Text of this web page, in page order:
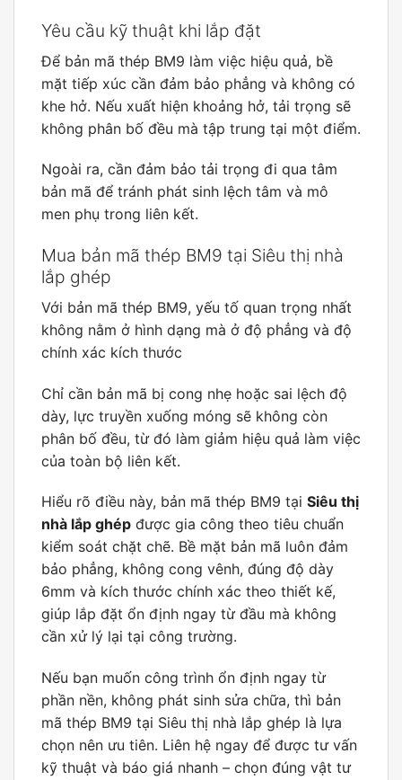
Yêu cầu kỹ thuật khi lắp đặt
Để bản mã thép BM9 làm việc hiệu quả, bề
mặt tiếp xúc cần đảm bảo phẳng và không có
khe hở. Nếu xuất hiện khoảng hở, tải trọng sẽ
không phân bố đều mà tập trung tại một điểm.
Ngoài ra, cần đảm bảo tải trọng đi qua tâm
bản mã để tránh phát sinh lệch tâm và mô
men phụ trong liên kết.
Mua bản mã thép BM9 tại Siêu thị nhà
lắp ghép
Với bản mã thép BM9, yếu tố quan trọng nhất
không nằm ở hình dạng mà ở độ phẳng và độ
chính xác kích thước
Chỉ cần bản mã bị cong nhẹ hoặc sai lệch độ
dày, lực truyền xuống móng sẽ không còn
phân bố đều, từ đó làm giảm hiệu quả làm việc
của toàn bộ liên kết.
Hiểu rõ điều này, bản mã thép BM9 tại Siêu thị
nhà lắp ghép được gia công theo tiêu chuẩn
kiểm soát chặt chẽ. Bề mặt bản mã luôn đảm
bảo phẳng, không cong vênh, đúng độ dày
6mm và kích thước chính xác theo thiết kế,
giúp lắp đặt ổn định ngay từ đầu mà không
cần xử lý lại tại công trường.
Nếu bạn muốn công trình ổn định ngay từ
phần nền, không phát sinh sửa chữa, thì bản
mã thép BM9 tại Siêu thị nhà lắp ghép là lựa
chọn nên ưu tiên. Liên hệ ngay để được tư vấn
kỹ thuật và báo giá nhanh – chọn đúng vật tư